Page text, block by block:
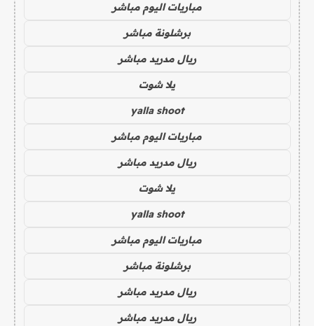
مباريات اليوم مباشر
برشلونة مباشر
ريال مدريد مباشر
يلا شوت
yalla shoot
مباريات اليوم مباشر
ريال مدريد مباشر
يلا شوت
yalla shoot
مباريات اليوم مباشر
برشلونة مباشر
ريال مدريد مباشر
ريال مدريد مباشر